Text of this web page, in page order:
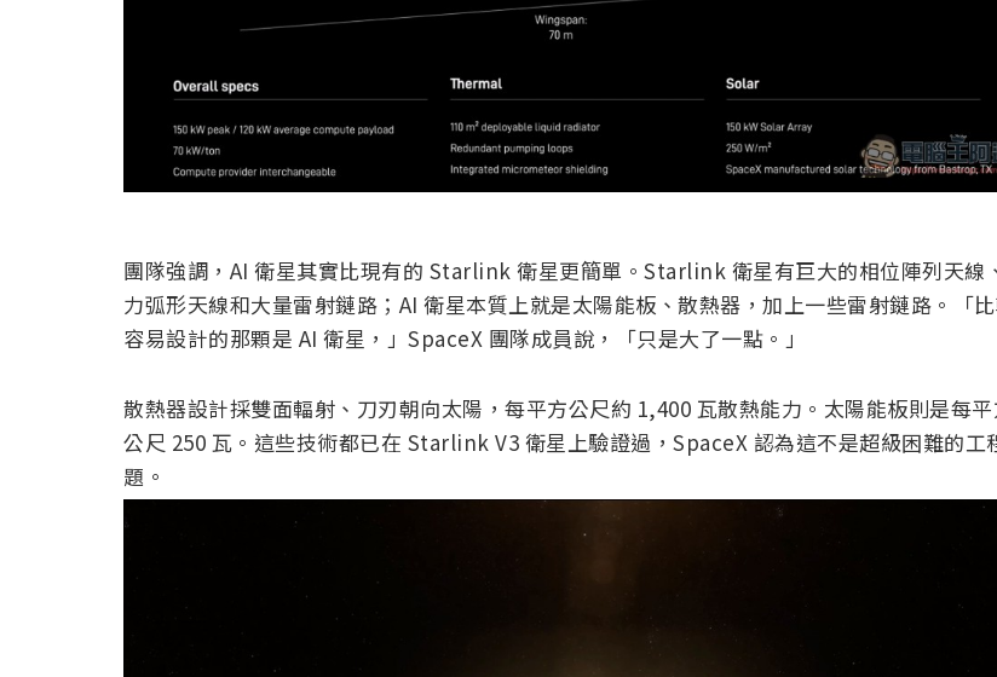
團隊強調，AI 衛星其實比現有的 Starlink 衛星更簡單。Starlink 衛星有巨大的相位陣列天線
力弧形天線和大量雷射鏈路；AI 衛星本質上就是太陽能板、散熱器，加上一些雷射鏈路。「
容易設計的那顆是 AI 衛星，」SpaceX 團隊成員說，「只是大了一點。」
散熱器設計採雙面輻射、刀刃朝向太陽，每平方公尺約 1,400 瓦散熱能力。太陽能板則是每平
公尺 250 瓦。這些技術都已在 Starlink V3 衛星上驗證過，SpaceX 認為這不是超級困難的工
題。